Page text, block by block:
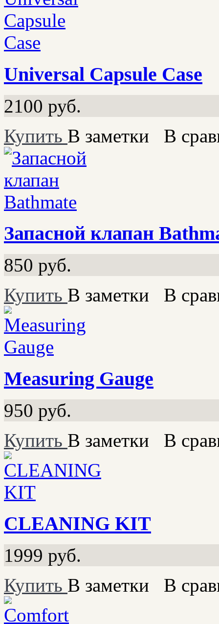
Universal Capsule Case
2100 руб.
Купить В заметки В
Запасной клапан
850 руб.
Купить В заметки В
Measuring Gauge
950 руб.
Купить В заметки В
CLEANING KIT
1999 руб.
Купить В заметки В